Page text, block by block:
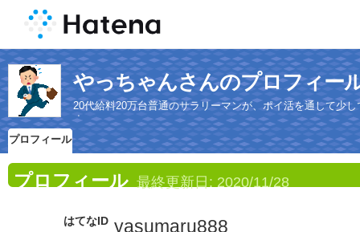
やっちゃんさんのプロフィー
20代給料20万台普通のサラリーマンが、ポイ活を通して少
す。
プロフィール
プロフィール 最終更新日: 2020/11/28
はてなID yasumaru888